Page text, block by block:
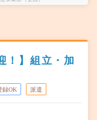
！】組立・加
録OK 派遣